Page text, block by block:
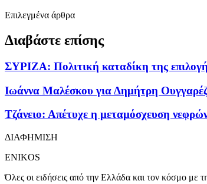
Επιλεγμένα άρθρα
Διαβάστε επίσης
ΣΥΡΙΖΑ: Πολιτική καταδίκη της
Ιωάννα Μαλέσκου για Δημήτρη
Τζάνειο: Απέτυχε η μεταμόσχευση
ΔΙΑΦΗΜΙΣΗ
ENIKOS
Όλες οι ειδήσεις από την Ελλάδα και τον κόσμο με